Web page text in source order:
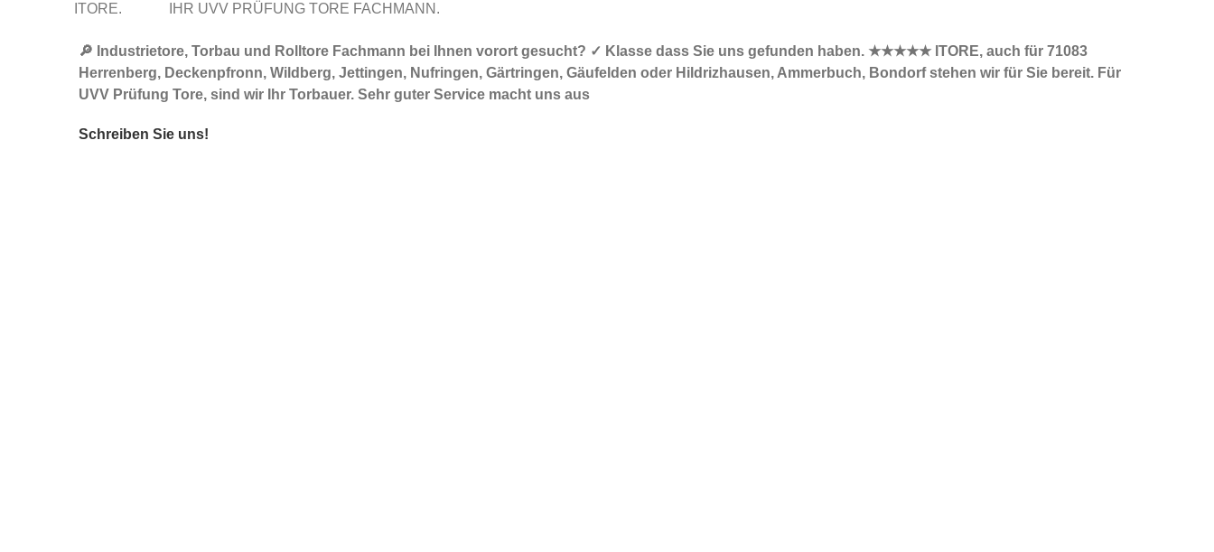
ITORE. IHR UVV PRÜFUNG TORE FACHMANN.
🔎 Industrietore, Torbau und Rolltore Fachmann bei Ihnen vorort gesucht? ✓ Klasse dass Sie uns gefunden haben. ★★★★★ ITORE, auch für 71083
Herrenberg, Deckenpfronn, Wildberg, Jettingen, Nufringen, Gärtringen, Gäufelden oder Hildrizhausen, Ammerbuch, Bondorf stehen wir für Sie bereit. Für
UVV Prüfung Tore, sind wir Ihr Torbauer. Sehr guter Service macht uns aus
Schreiben Sie uns!